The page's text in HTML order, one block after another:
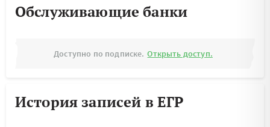
Обслуживающие банки
Доступно по подписке. Открыть доступ.
История записей в ЕГР